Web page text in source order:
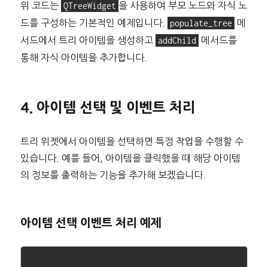
위 코드는 QTreeWidget 을 사용하여 부모 노드와 자식 노
드를 구성하는 기본적인 예제입니다.
populate_tree
메
서드에서 트리 아이템을 생성하고
addChild
메서드를
통해 자식 아이템을 추가합니다.
4. 아이템 선택 및 이벤트 처리
트리 위젯에서 아이템을 선택하면 특정 작업을 수행할 수
있습니다. 예를 들어, 아이템을 클릭했을 때 해당 아이템
의 정보를 출력하는 기능을 추가해 보겠습니다.
아이템 선택 이벤트 처리 예제